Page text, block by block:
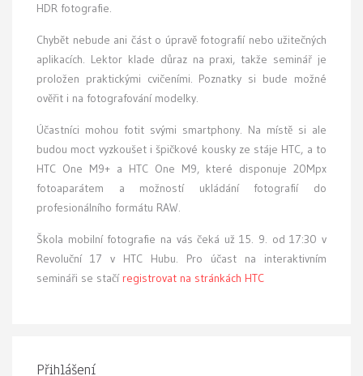
HDR fotografie.
Chybět nebude ani část o úpravě fotografií nebo užitečných
aplikacích. Lektor klade důraz na praxi, takže seminář je
proložen praktickými cvičeními. Poznatky si bude možné
ověřit i na fotografování modelky.
Účastníci mohou fotit svými smartphony. Na místě si ale
budou moct vyzkoušet i špičkové kousky ze stáje HTC, a to
HTC One M9+ a HTC One M9, které disponuje 20Mpx
fotoaparátem a možností ukládání fotografií do
profesionálního formátu RAW.
Škola mobilní fotografie na vás čeká už 15. 9. od 17:30 v
Revoluční 17 v HTC Hubu. Pro účast na interaktivním
semináři se stačí registrovat na stránkách HTC
Přihlášení